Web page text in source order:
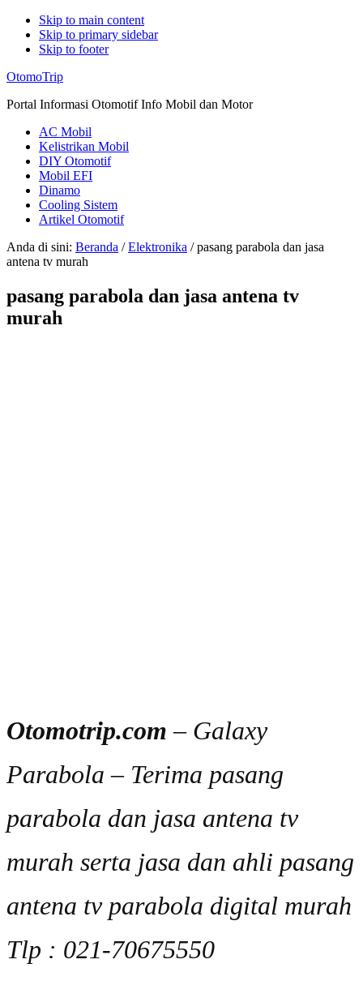
Skip to main content
Skip to primary sidebar
Skip to footer
Additional
menu
OtomoTrip
Portal Informasi Otomotif Info Mobil dan Motor
AC Mobil
Kelistrikan Mobil
DIY Otomotif
Mobil EFI
Dinamo
Cooling Sistem
Artikel Otomotif
Anda di sini: Beranda / Elektronika /pasang parabola dan jasa
antena tv murah
pasang parabola dan jasa antena tv
murah
Otomotrip.com – Galaxy
Parabola – Terima pasang
parabola dan jasa antena tv
murah serta jasa dan ahli pasang
antena tv parabola digital murah
Tlp : 021-70675550